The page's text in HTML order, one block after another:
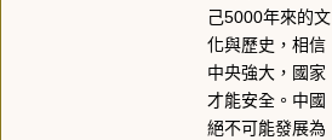
己5000年來的文
化與歷史，相信
中央強大，國家
才能安全。中國
絕不可能發展為